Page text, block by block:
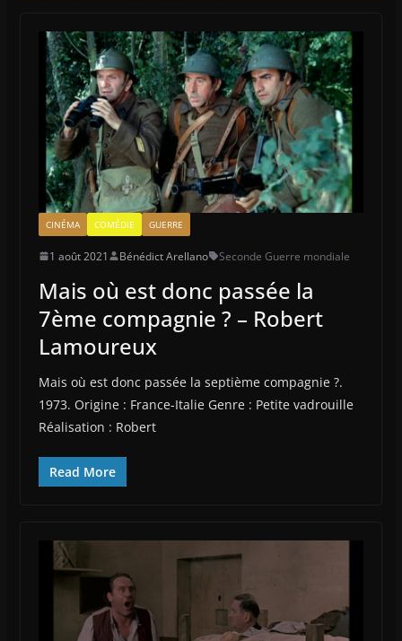
CINÉMA COMÉDIE GUERRE
1 août 2021 Bénédict Arellano Seconde Guerre mondiale
Mais où est donc passée la
7ème compagnie ? – Robert
Lamoureux
Mais où est donc passée la septième compagnie ?.
1973. Origine : France-Italie Genre : Petite vadrouille
Réalisation : Robert
Read More